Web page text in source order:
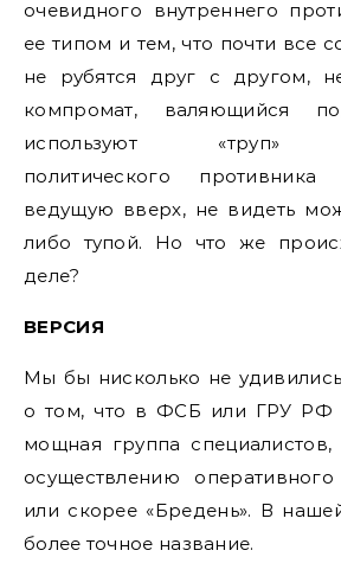
очевидного внутреннего
ее типом и тем, что почти все
не рубятся друг с другом,
компромат, валяющийся
используют «труп»
политического противника
ведущую вверх, не видеть
либо тупой. Но что же
деле?
ВЕРСИЯ
Мы бы нисколько не
о том, что в ФСБ или ГРУ РФ
мощная группа
осуществлению
или скорее «Бредень». В
более точное название.